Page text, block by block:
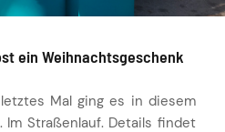
ein Weihnachtsgeschenk
Mal ging es in diesem
Im Straßenlauf. Details findet